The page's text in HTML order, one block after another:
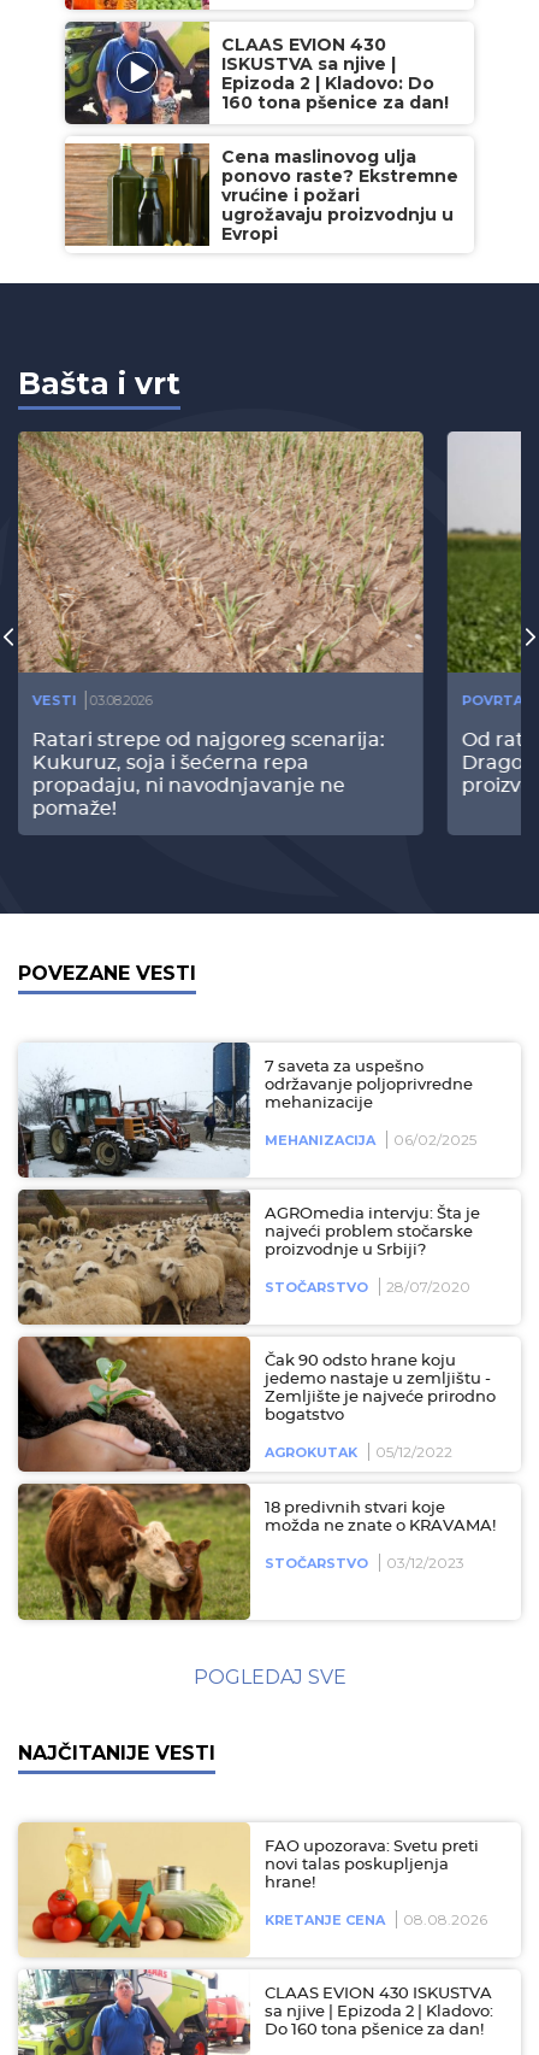
CLAAS EVION 430
ISKUSTVA sa njive |
Epizoda 2 | Kladovo: Do
160 tona pšenice za dan!
Cena maslinovog ulja
ponovo raste? Ekstremne
vrućine i požari
ugrožavaju proizvodnju u
Evropi
Bašta i vrt
VESTI 03.08.2026
Ratari strepe od najgoreg scenarija:
Kukuruz, soja i šećerna repa
propadaju, ni navodnjavanje ne
pomaže!
Od
POVEZANE VESTI
7 saveta za uspešno
održavanje poljoprivredne
mehanizacije
MEHANIZACIJA 06/02/2025
AGROmedia intervju: Šta je
najveći problem stočarske
proizvodnje u Srbiji?
STOČARSTVO 28/07/2020
Čak 90 odsto hrane koju
jedemo nastaje u zemljištu -
Zemljište je najveće prirodno
bogatstvo
AGROKUTAK 05/12/2022
18 predivnih stvari koje
možda ne znate o KRAVAMA!
STOČARSTVO 03/12/2023
POGLEDAJ SVE
NAJČITANIJE VESTI
FAO upozorava: Svetu preti
novi talas poskupljenja
hrane!
KRETANJE CENA 08.08.2026
CLAAS EVION 430 ISKUSTVA
sa njive | Epizoda 2 | Kladovo:
Do 160 tona pšenice za dan!